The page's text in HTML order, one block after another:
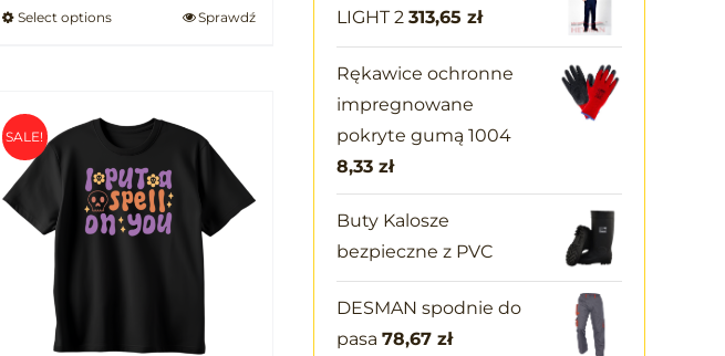
Select options Sprawdź
SALE!
LIGHT 2 313,65 zł
Rękawice ochronne
impregnowane
pokryte gumą 1004
8,33 zł
Buty Kalosze
bezpieczne z PVC
DESMAN spodnie do
pasa 78,67 zł